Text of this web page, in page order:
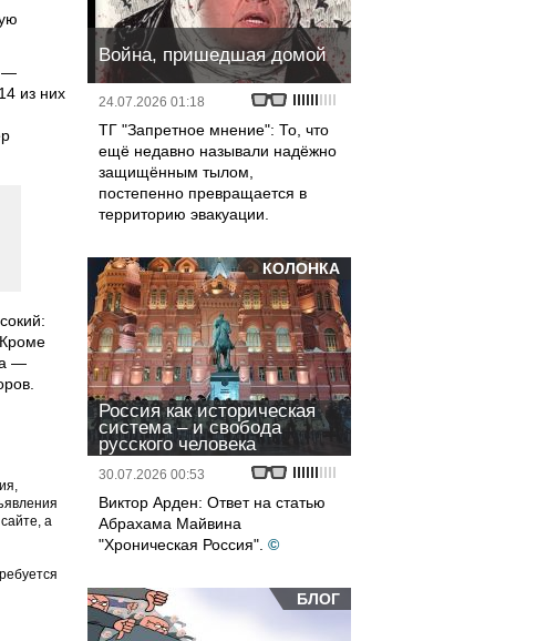
—
из них
—
а
Война, пришедшая домой
24.07.2026 01:18
ТГ "Запретное мнение": То, что
ещё недавно называли надёжно
защищённым тылом,
постепенно превращается в
территорию эвакуации.
КОЛОНКА
Россия как историческая
система – и свобода
русского человека
30.07.2026 00:53
Виктор Арден: Ответ на статью
Абрахама Майвина
"Хроническая Россия". ©
БЛОГ